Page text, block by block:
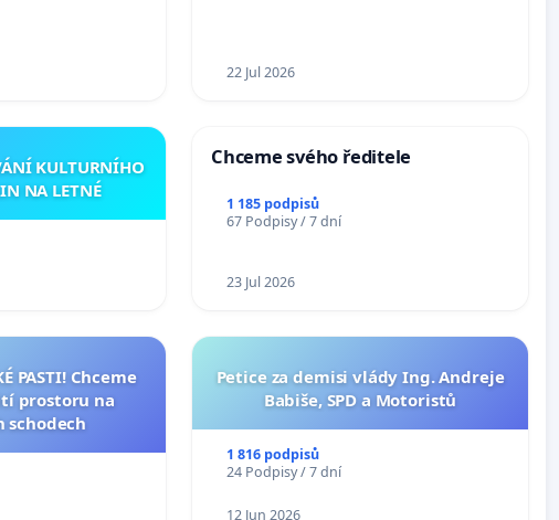
22 Jul 2026
KULTURNÍHO
NA LETNÉ
Chceme svého ředitele
1 185 podpisů
67 Podpisy / 7 dní
23 Jul 2026
PASTI! Chceme
prostoru na
schodech
Petice za demisi vlády Ing. Andreje
Babiše, SPD a Motoristů
1 816 podpisů
24 Podpisy / 7 dní
12 Jun 2026